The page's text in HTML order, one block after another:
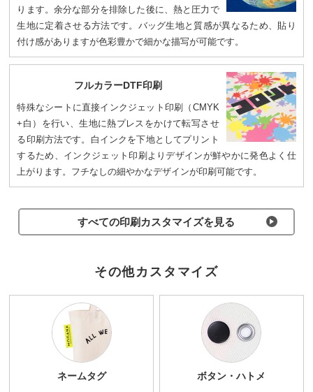
ります。余分な部分を排除した後に、熱と圧力で
生地に定着させる方法です。バッグ生地と質感が異なるため、貼り
付け感がありますが色彩豊かで細かな描写が可能です。
フルカラーDTF印刷
特殊なシートに直接インクジェット印刷（CMYK
+白）を行い、生地に熱プレスをかけて転写させ
る印刷方法です。白インクを下地としてプリント
するため、インクジェット印刷よりデザインが鮮やかに発色よく仕
上がります。フチなしの細やかなデザインが印刷可能です。
すべての印刷カスタマイズを⾒る
その他カスタマイズ
ネームタグ ボタン・ハトメ